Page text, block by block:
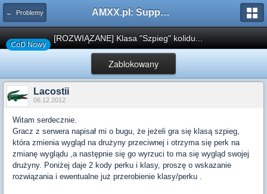
← Problemy AMXX.pl: Support AMX Mod X i SourceMod
CoD Nowy
[ROZWIĄZANE] Klasa "Szpieg" kolidu...
Zablokowany
Lacostii
06.12.2012
Witam serdecznie.
Gracz z serwera napisał mi o bugu, że jeżeli gra się klasą szpieg,
która zmienia wygląd na drużyny przeciwnej i otrzyma się perk na
zmianę wyglądu ,a następnie się go wyrzuci to ma się wygląd swojej
drużyny. Poniżej daje 2 kody perku i klasy, proszę o wskazanie
rozwiązania i ewentualne już przerobienie klasy/perku .